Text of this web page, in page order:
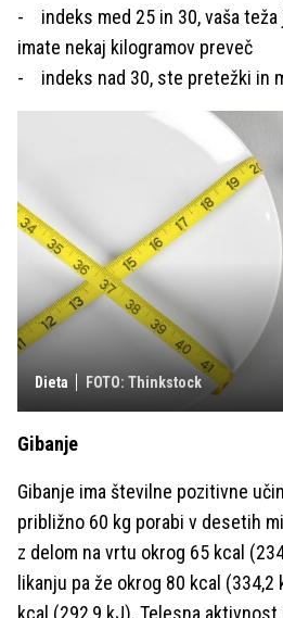
- indeks med 25 in 30, vaša teža
imate nekaj kilogramov preveč
- indeks nad 30, ste pretežki in
Dieta FOTO: Thinkstock
Gibanje
Gibanje ima številne pozitivne
približno 60 kg porabi v desetih
z delom na vrtu okrog 65 kcal
likanju pa že okrog 80 kcal
kcal (292,9 kJ). Telesna